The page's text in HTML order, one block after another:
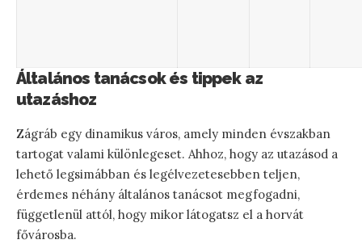
Általános tanácsok és tippek az
utazáshoz
Zágráb egy dinamikus város, amely minden évszakban
tartogat valami különlegeset. Ahhoz, hogy az utazásod a
lehető legsimábban és legélvezetesebben teljen,
érdemes néhány általános tanácsot megfogadni,
függetlenül attól, hogy mikor látogatsz el a horvát
fővárosba.